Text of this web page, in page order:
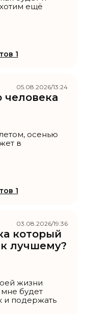
хотим ещё
1
человека
осенью
в
1
05.08.2026/13:24
который
лучшему?
жизни
будет
и подержать
03.08.2026/19:36